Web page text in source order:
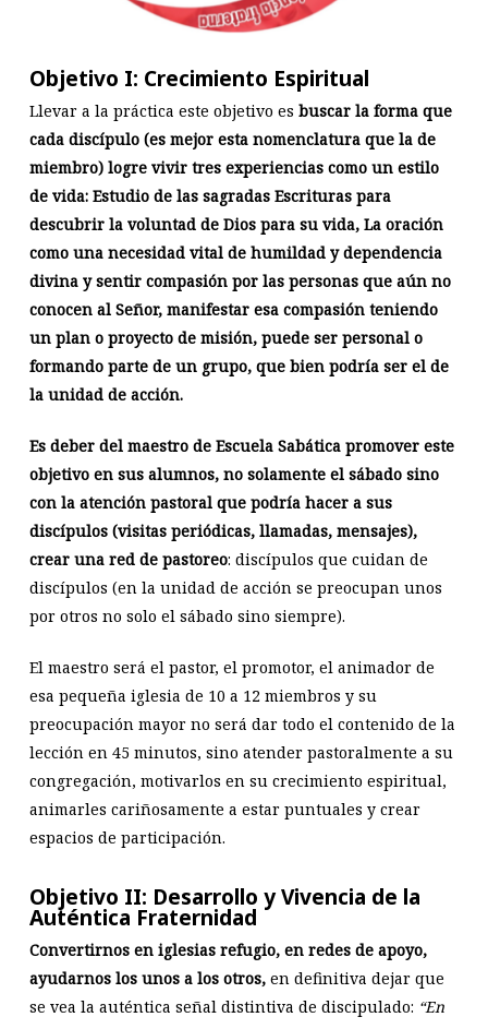
Objetivo I: Crecimiento Espiritual
Llevar a la práctica este objetivo es buscar la forma que
cada discípulo (es mejor esta nomenclatura que la de
miembro) logre vivir tres experiencias como un estilo
de vida: Estudio de las sagradas Escrituras para
descubrir la voluntad de Dios para su vida, La oración
como una necesidad vital de humildad y dependencia
divina y sentir compasión por las personas que aún no
conocen al Señor, manifestar esa compasión teniendo
un plan o proyecto de misión, puede ser personal o
formando parte de un grupo, que bien podría ser el de
la unidad de acción.
Es deber del maestro de Escuela Sabática promover este
objetivo en sus alumnos, no solamente el sábado sino
con la atención pastoral que podría hacer a sus
discípulos (visitas periódicas, llamadas, mensajes),
crear una red de pastoreo: discípulos que cuidan de
discípulos (en la unidad de acción se preocupan unos
por otros no solo el sábado sino siempre).
El maestro será el pastor, el promotor, el animador de
esa pequeña iglesia de 10 a 12 miembros y su
preocupación mayor no será dar todo el contenido de la
lección en 45 minutos, sino atender pastoralmente a su
congregación, motivarlos en su crecimiento espiritual,
animarles cariñosamente a estar puntuales y crear
espacios de participación.
Objetivo II: Desarrollo y Vivencia de la
Auténtica Fraternidad
Convertirnos en iglesias refugio, en redes de apoyo,
ayudarnos los unos a los otros,en definitiva dejar que
se vea la auténtica señal distintiva de discipulado: “En